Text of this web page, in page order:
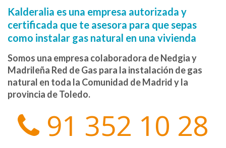
Kalderalia es una empresa autorizada y
certificada que te asesora para que sepas
como instalar gas natural en una vivienda
Somos una empresa colaboradora de Nedgia y
Madrileña Red de Gas para la instalación de gas
natural en toda la Comunidad de Madrid y la
provincia de Toledo.
91 352 10 28